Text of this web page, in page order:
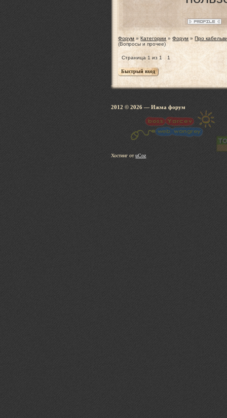
Форум » Категории » Форум » Про
(Вопросы и прочее)
Страница 1 из 1 1
2012 © 2026 — Ижма
Хостинг отuCoz